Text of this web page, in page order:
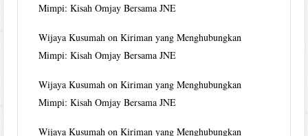
Mimpi: Kisah Omjay Bersama JNE
Wijaya Kusumah onKiriman yang Menghubungkan
Mimpi: Kisah Omjay Bersama JNE
Wijaya Kusumah onKiriman yang Menghubungkan
Mimpi: Kisah Omjay Bersama JNE
Wijaya Kusumah onKiriman yang Menghubungkan